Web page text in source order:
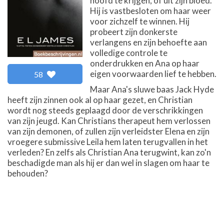
58
Hij is vastbesloten om haar weer
voor zichzelf te winnen. Hij
probeert zijn donkerste
verlangens en zijn behoefte aan
volledige controle te
onderdrukken en Ana op haar
eigen voorwaarden lief te hebben.
Maar Ana's sluwe baas Jack Hyde
heeft zijn zinnen ook al op haar gezet, en Christian
wordt nog steeds geplaagd door de verschrikkingen
van zijn jeugd. Kan Christians therapeut hem verlossen
van zijn demonen, of zullen zijn verleidster Elena en zijn
vroegere submissive Leila hem laten terugvallen in het
verleden? En zelfs als Christian Ana terugwint, kan zo'n
beschadigde man als hij er dan wel in slagen om haar te
behouden?